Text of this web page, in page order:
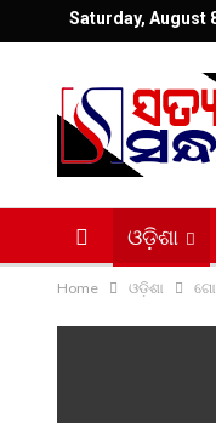
Saturday, August
ଓଡ଼ିଶା
Home ଓଡ଼ିଶା